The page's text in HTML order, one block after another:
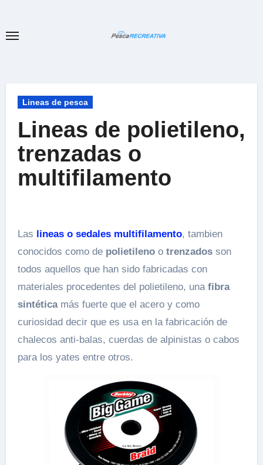
contenido
Lineas de pesca
Lineas de polietileno,
trenzadas o
multifilamento
Las lineas o sedales multifilamento, tambien
conocidos como de polietilenoo trenzadosson
todos aquellos que han sido fabricadas con
materiales procedentes del polietileno, una fibra
sintéticamás fuerte que el acero y como
curiosidad decir que es usa en la fabricación de
chalecos anti-balas, cuerdas de alpinistas o cabos
para los yates entre otros.